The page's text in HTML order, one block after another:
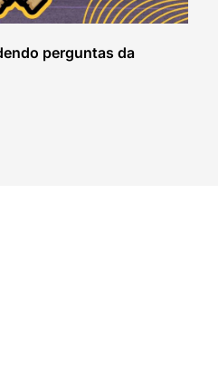
perguntas da